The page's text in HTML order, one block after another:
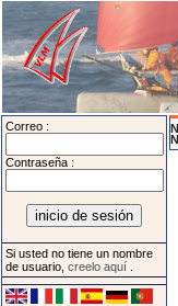
Correo :
Contraseña :
Si usted no tiene un nombre
de usuario, creelo aquí